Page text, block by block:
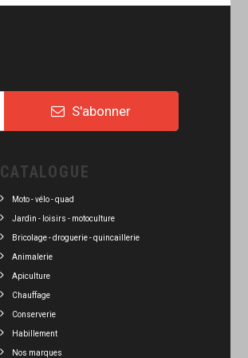
S'abonner
CATALOGUE
Moto - vélo - quad
Jardin - loisirs - motoculture
Bricolage - droguerie - quincaillerie
Animalerie
Apiculture
Chauffage
Conserverie
Habillement
Nos marques